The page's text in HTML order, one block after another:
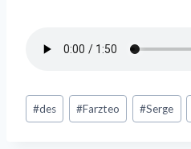
#des #Farzteo #Serge